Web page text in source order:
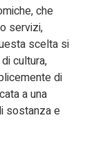
che
servizi,
scelta si
cultura,
di
a una
sostanza e